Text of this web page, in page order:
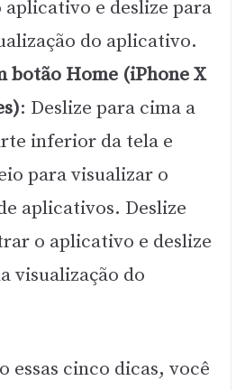
e deslize para
do aplicativo.
botão Home (iPhone X
: Deslize para cima a
inferior da tela e
para visualizar o
aplicativos. Deslize
o aplicativo e deslize
visualização do
essas cinco dicas, você